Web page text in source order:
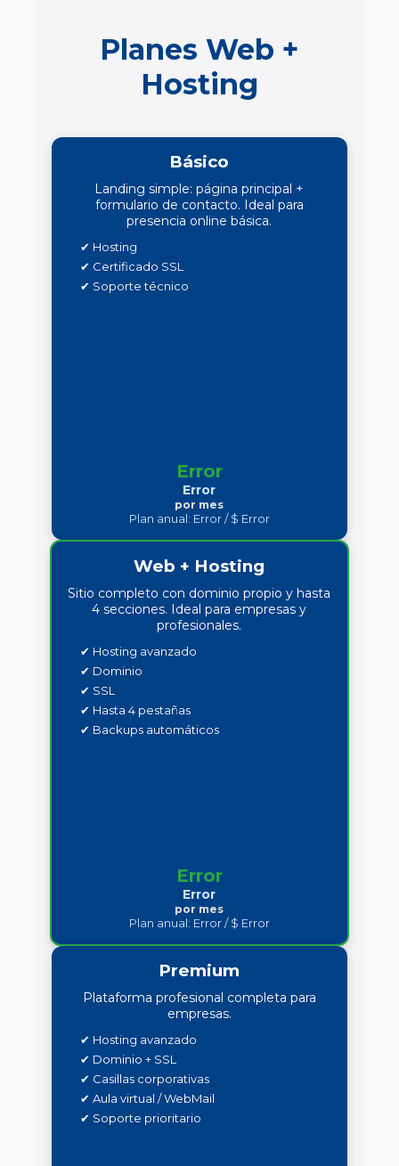
Planes Web +
Hosting
Básico
Landing simple: página principal +
formulario de contacto. Ideal para
presencia online básica.
✔ Hosting
✔ Certificado SSL
✔ Soporte técnico
Error
Error
por mes
Plan anual: Error/ $ Error
Web + Hosting
Sitio completo con dominio propio y hasta
4 secciones. Ideal para empresas y
profesionales.
✔ Hosting avanzado
✔ Dominio
✔ SSL
✔ Hasta 4 pestañas
✔ Backups automáticos
Error
Error
por mes
Plan anual: Error/ $ Error
Premium
Plataforma profesional completa para
empresas.
✔ Hosting avanzado
✔ Dominio + SSL
✔ Casillas corporativas
✔ Aula virtual / WebMail
✔ Soporte prioritario